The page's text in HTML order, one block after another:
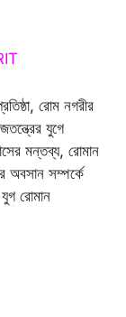
রোম নগরীর
যুগে
মন্তব্য, রোমান
অবসান সম্পর্কে
রোমান